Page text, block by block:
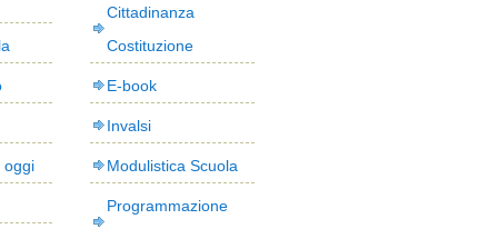
oggi
Cittadinanza
Costituzione
E-book
Invalsi
Modulistica Scuola
Programmazione